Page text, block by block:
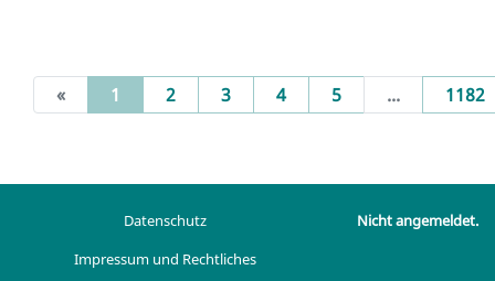
« 1 (current)
2 3 4 5 ... 1182
Datenschutz
Impressum und Rechtliches
Nicht angemeldet.